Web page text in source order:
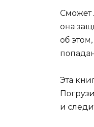
Сможет
она
об
Эта
и